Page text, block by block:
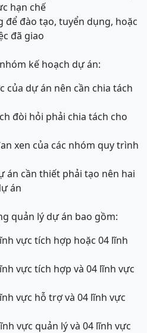
hạn chế
để đào tạo, tuyển dụng, hoặc
đã giao
kế hoạch dự án:
của dự án nên cần chia tách
đòi hỏi phải chia tách cho
xen của các nhóm quy trình
án cần thiết phải tạo nên hai
án
quản lý dự án bao gồm:
vực tích hợp hoặc 04 lĩnh
vực tích hợp và 04 lĩnh vực
vực hỗ trợ và 04 lĩnh vực
vực quản lý và 04 lĩnh vực